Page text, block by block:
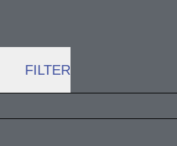
FILTER